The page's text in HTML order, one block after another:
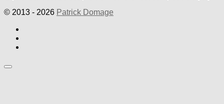
© 2013 - 2026 Patrick Domage